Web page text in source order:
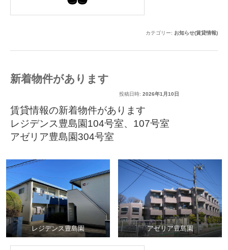
カテゴリー: お知らせ(賃貸情報)
新着物件があります
投稿日時: 2026年1月10日
賃貸情報の新着物件があります
レジデンス豊島園104号室、 107号室
アゼリア豊島園304号室
レジデンス豊島園 アゼリア豊島園